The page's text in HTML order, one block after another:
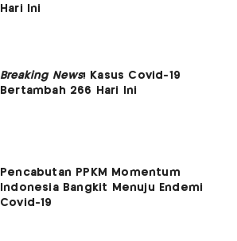
Hari Ini
Breaking News! Kasus Covid-19
Bertambah 266 Hari Ini
Pencabutan PPKM Momentum
Indonesia Bangkit Menuju Endemi
Covid-19